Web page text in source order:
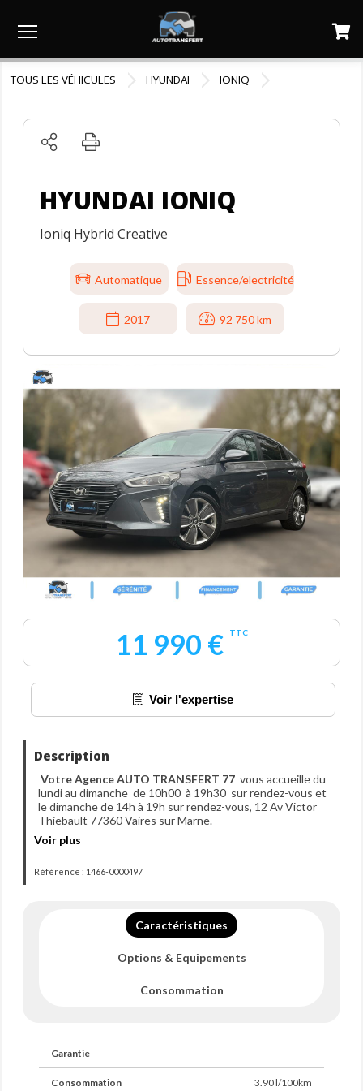
TOUS LES VÉHICULES HYUNDAI IONIQ
HYUNDAI IONIQ
Ioniq Hybrid Creative
Automatique Essence/electricité
2017 92 750 km
11 990 € TTC
Voir l'expertise
Description
Votre Agence AUTO TRANSFERT 77 vous accueille du
lundi au dimanche de 10h00 à 19h30 sur rendez-vous et
le dimanche de 14h à 19h sur rendez-vous, 12 Av Victor
Thiebault 77360 Vaires sur Marne.
09h30 à 18h sur rendez-vous et le dimanche de 14h à 18h
GARANTIE ASSIMILÉE CONSTRUCTEUR, VALABLE
- FINANCEMENT POSSIBLE EN AGENCE
- REPRISE POSSIBLE DE VOTRE ANCIEN VÉHICULE
SOUS CONDITIONS
Voir plus
Référence : 1466-0000497
Caractéristiques
Options & Equipements
Consommation
Garantie
Consommation 3.90 l/100km